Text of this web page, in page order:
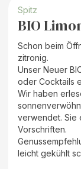
Spitz
BIO
Schon beim
zitronig.
Unser Neuer
oder Cocktails
Wir haben
verwendet. Sie
Vorschriften.
leicht gekühlt